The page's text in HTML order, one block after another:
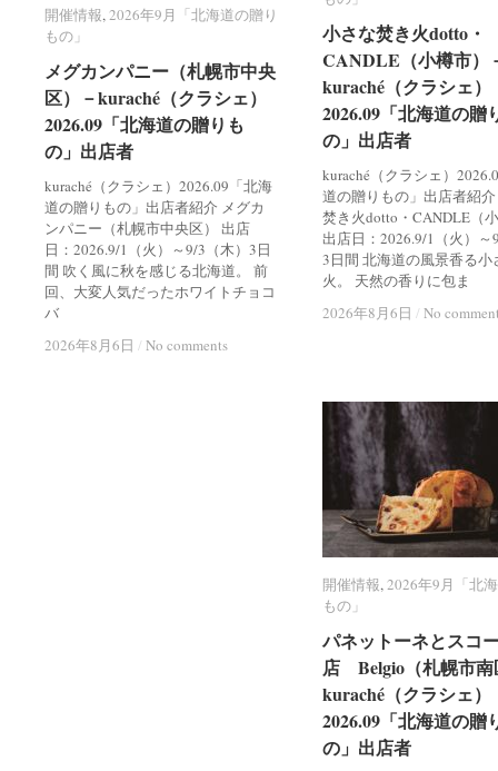
小さな焚き火dotto・
CANDLE（小樽市）
kuraché（クラシェ）
2026.09「北海道の贈
の」出店者
kuraché（クラシェ）
道の贈りもの」出店者紹
焚き火dotto・CANDLE（
出店日：2026.9/1（火）～
3日間 北海道の風景香る小
火。 天然の香りに包ま
2026年8月6日 / No
小さな焚き火dotto・
CANDLE（小樽市）
kuraché（クラシェ）
2026.09「北海道の贈
の」出店者
2026年8月6日 / No
開催情報,2026年9月「北海道の贈り
もの」
メグカンパニー（札幌市中央
区）－kuraché（クラシェ）
2026.09「北海道の贈りも
の」出店者
kuraché（クラシェ）2026.09「北海
道の贈りもの」出店者紹介 メグカ
ンパニー（札幌市中央区） 出店
日：2026.9/1（火）～9/3（木）3日
間 吹く風に秋を感じる北海道。 前
回、大変人気だったホワイトチョコ
バ
2026年8月6日 / No comments
開催情報 2026年9月「北海道の贈り
もの」
メグカンパニー（札幌市中央
区）－kuraché（クラシェ）
2026.09「北海道の贈りも
の」出店者
2026年8月6日 / No comments
開催情報,2026年9月「北
もの」
パネットーネとスコ
店 Belgio（札幌市南
kuraché（クラシェ）
2026.09「北海道の贈
の」出店者
開催情報 2026年9月「北
もの」
パネットーネとスコ
店 Belgio（札幌市南
kuraché（クラシェ）
2026.09「北海道の贈
の」出店者